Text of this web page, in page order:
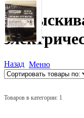
Назад Меню
Товаров в категории: 1